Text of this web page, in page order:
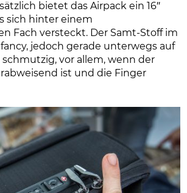
bietet das Airpack ein 16″
sich hinter einem
Fach versteckt. Der Samt-Stoff im
jedoch gerade unterwegs auf
schmutzig, vor allem, wenn der
ist und die Finger